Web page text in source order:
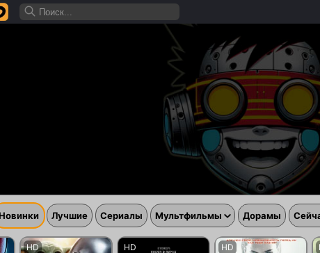
Лучшие Сериалы Мультфильмы Дорамы